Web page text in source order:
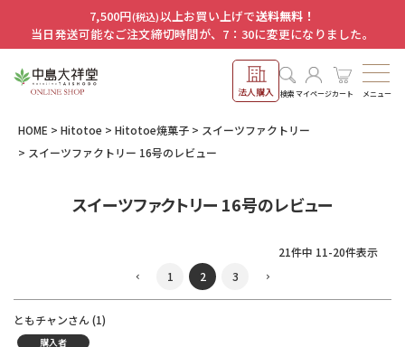
7,500円(税込)以上お買い上げで送料無料！
当日発送可能なご注文締切時間が、7：30に変更になりました。
法人購入 検索マイページカート メニュー
HOME Hitotoe Hitotoe焼菓子
スイーツファクトリー
スイーツファクトリー 16号のレビュー
スイーツファクトリー 16号のレビュー
21件中 11-20件表示
1
2 3
ともチャン 1
購入者